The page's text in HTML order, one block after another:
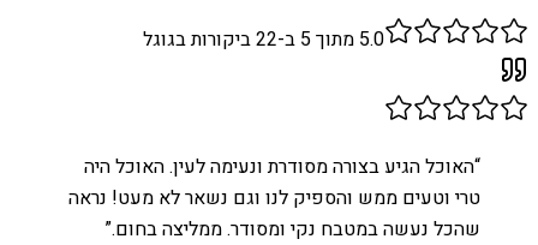
5.0 מתוך 5 ב- 22ביקורות בגוגל
“האוכל הגיע בצורה מסודרת ונעימה לעין. האוכל היה
טרי וטעים ממש והספיק לנו וגם נשאר לא מעט! נראה
שהכל נעשה במטבח נקי ומסודר. ממליצה בחום.”